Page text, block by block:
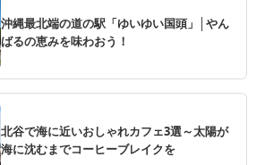
沖縄最北端の道の駅「ゆいゆい国頭」│やん
ばるの恵みを味わおう！
北谷で海に近いおしゃれカフェ3選～太陽が
海に沈むまでコーヒーブレイクを